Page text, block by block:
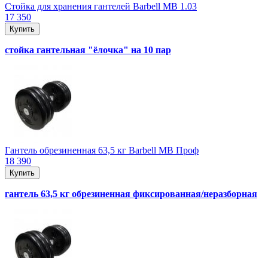
Стойка для хранения гантелей Barbell MB 1.03
17 350
Купить
cтойка гантельная "ёлочка" на 10 пар
Гантель обрезиненная 63,5 кг Barbell MB Проф
18 390
Купить
гантель 63,5 кг обрезиненная фиксированная/неразборная